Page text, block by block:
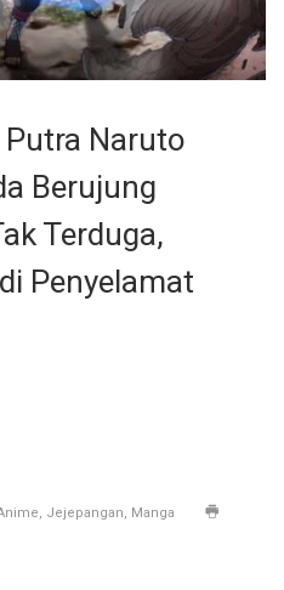
Naruto
Berujung
Terduga,
Penyelamat
Jejepangan Manga